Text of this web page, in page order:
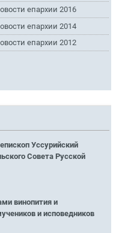
епархии 2016
епархии 2014
епархии 2012
Уссурийский
Совета Русской
винопития и
и исповедников